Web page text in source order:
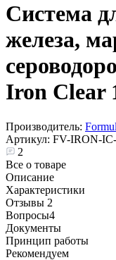
Система
железа,
Iron Clear
Производитель:
Артикул: FV-IRON-
2
Все о товаре
Описание
Характеристики
Отзывы 2
Вопросы4
Документы
Принцип работы
Рекомендуем